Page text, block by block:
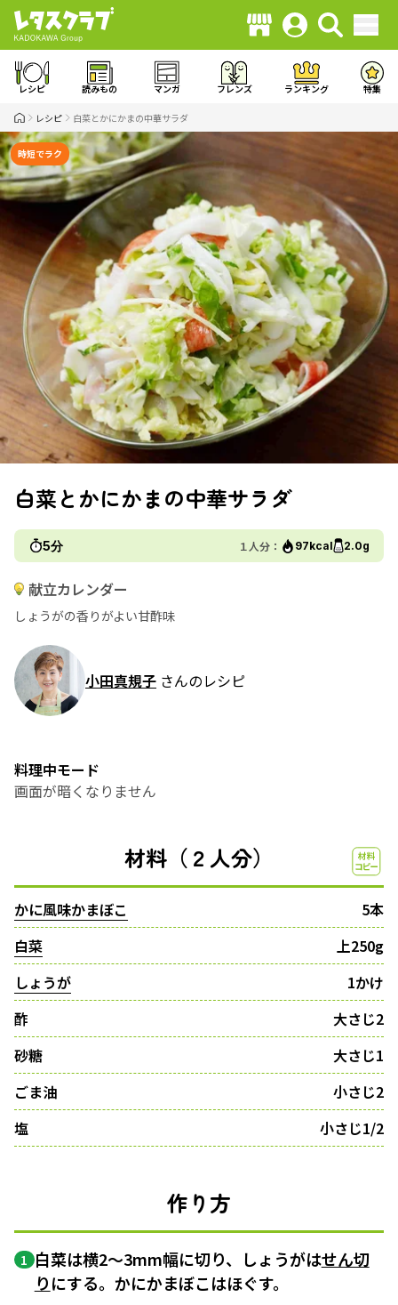
レシピ 読みもの マンガ フレンズ ランキング 特集
レシピ 白菜とかにかまの中華サラダ
時短でラク
白菜とかにかまの中華サラダ
5分 １人分： 97kcal 2.0g
献立カレンダー
しょうがの香りがよい甘酢味
小田真規子 さんのレシピ
料理中モード
画面が暗くなりません
材料（２人分）
かに風味かまぼこ
5本
白菜
上250g
しょうが
1かけ
酢
大さじ2
砂糖
大さじ1
ごま油
小さじ2
塩
小さじ1/2
作り方
1 白菜は横2～3mm幅に切り、しょうがはせん切
りにする。かにかまぼこはほぐす。